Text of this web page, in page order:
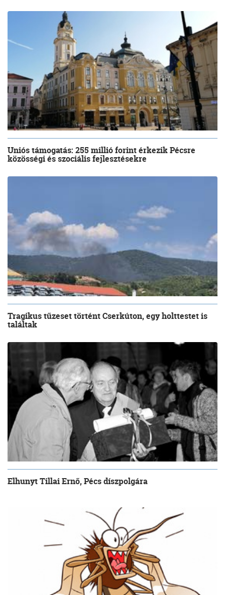
Uniós támogatás: 255 millió forint érkezik Pécsre
közösségi és szociális fejlesztésekre
Tragikus tűzeset történt Cserkúton, egy holttestet is
találtak
Elhunyt Tillai Ernő, Pécs díszpolgára